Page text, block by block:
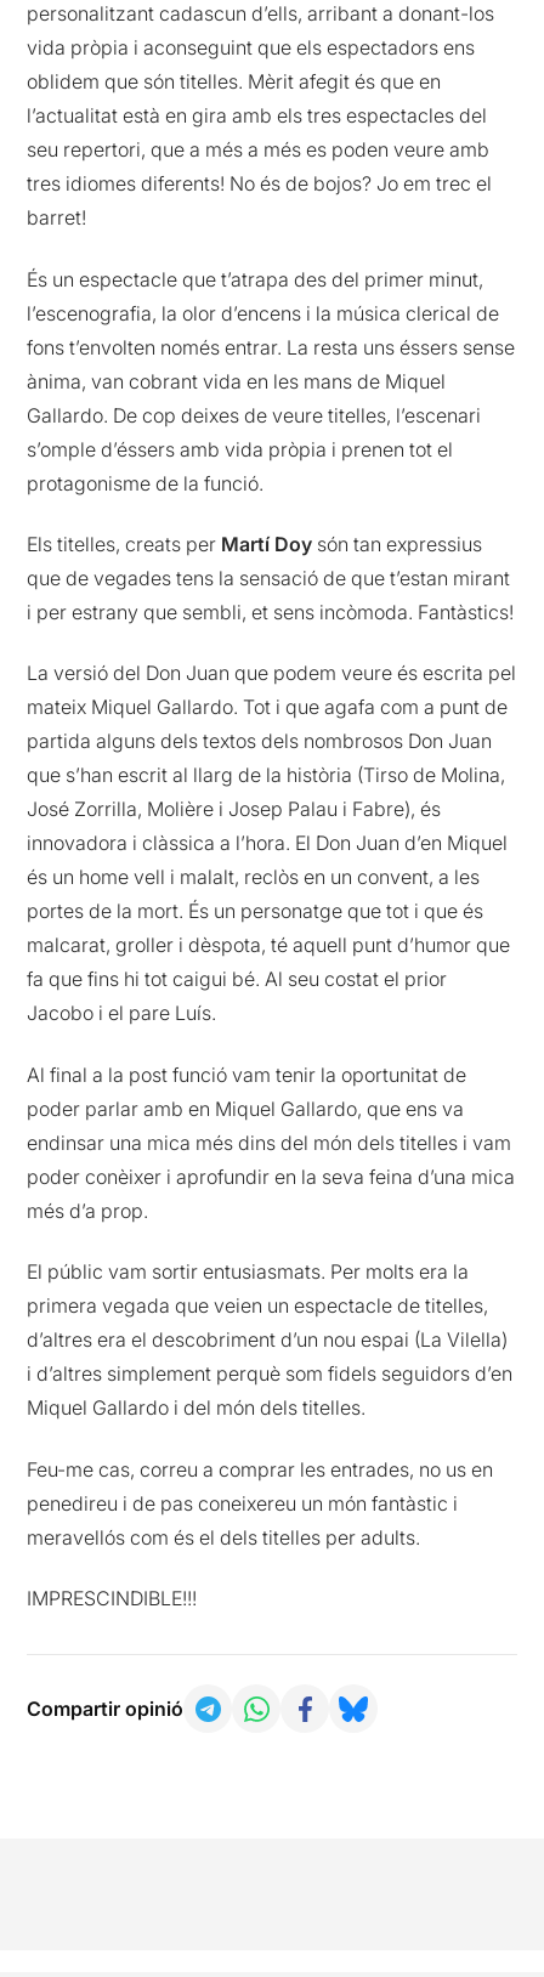
personalitzant cadascun d’ells, arribant a donant-los
vida pròpia i aconseguint que els espectadors ens
oblidem que són titelles. Mèrit afegit és que en
l’actualitat està en gira amb els tres espectacles del
seu repertori, que a més a més es poden veure amb
tres idiomes diferents! No és de bojos? Jo em trec el
barret!
És un espectacle que t’atrapa des del primer minut,
l’escenografia, la olor d’encens i la música clerical de
fons t’envolten només entrar. La resta uns éssers sense
ànima, van cobrant vida en les mans de Miquel
Gallardo. De cop deixes de veure titelles, l’escenari
s’omple d’éssers amb vida pròpia i prenen tot el
protagonisme de la funció.
Els titelles, creats per Martí Doy són tan expressius
que de vegades tens la sensació de que t’estan mirant
i per estrany que sembli, et sens incòmoda. Fantàstics!
La versió del Don Juan que podem veure és escrita pel
mateix Miquel Gallardo. Tot i que agafa com a punt de
partida alguns dels textos dels nombrosos Don Juan
que s’han escrit al llarg de la història (Tirso de Molina,
José Zorrilla, Molière i Josep Palau i Fabre), és
innovadora i clàssica a l’hora. El Don Juan d’en Miquel
és un home vell i malalt, reclòs en un convent, a les
portes de la mort. És un personatge que tot i que és
malcarat, groller i dèspota, té aquell punt d’humor que
fa que fins hi tot caigui bé. Al seu costat el prior
Jacobo i el pare Luís.
Al final a la post funció vam tenir la oportunitat de
poder parlar amb en Miquel Gallardo, que ens va
endinsar una mica més dins del món dels titelles i vam
poder conèixer i aprofundir en la seva feina d’una mica
més d’a prop.
El públic vam sortir entusiasmats. Per molts era la
primera vegada que veien un espectacle de titelles,
d’altres era el descobriment d’un nou espai (La Vilella)
i d’altres simplement perquè som fidels seguidors d’en
Miquel Gallardo i del món dels titelles.
Feu-me cas, correu a comprar les entrades, no us en
penedireu i de pas coneixereu un món fantàstic i
meravellós com és el dels titelles per adults.
IMPRESCINDIBLE!!!
Compartir opinió